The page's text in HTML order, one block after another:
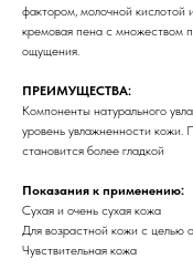
фактором, молочной кислотой
кремовая пена с множеством
ощущения.
ПРЕИМУЩЕСТВА:
Компоненты натурального
уровень увлажненности
становится более гладкой
Показания к применению:
Сухая и очень сухая кожа
Для возрастной кожи с целью
Чувствительная кожа